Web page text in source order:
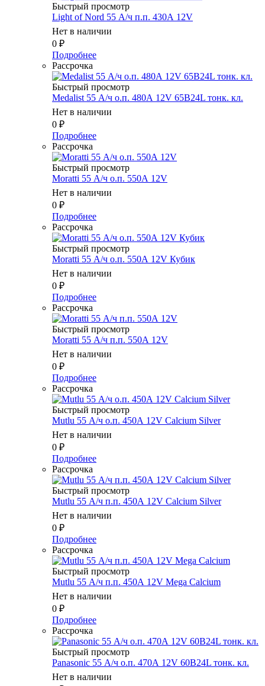
Быстрый просмотр
Light of Nord 55 А/ч п.п. 430А 12V
Нет в наличии
0 ₽
Подробнее
Рассрочка
Быстрый просмотр
Medalist 55 А/ч о.п. 480А 12V 65B24L тонк. кл.
Нет в наличии
0 ₽
Подробнее
Рассрочка
Быстрый просмотр
Moratti 55 А/ч о.п. 550А 12V
Нет в наличии
0 ₽
Подробнее
Рассрочка
Быстрый просмотр
Moratti 55 А/ч о.п. 550А 12V Кубик
Нет в наличии
0 ₽
Подробнее
Рассрочка
Быстрый просмотр
Moratti 55 А/ч п.п. 550А 12V
Нет в наличии
0 ₽
Подробнее
Рассрочка
Быстрый просмотр
Mutlu 55 А/ч о.п. 450А 12V Calcium Silver
Нет в наличии
0 ₽
Подробнее
Рассрочка
Быстрый просмотр
Mutlu 55 А/ч п.п. 450А 12V Calcium Silver
Нет в наличии
0 ₽
Подробнее
Рассрочка
Быстрый просмотр
Mutlu 55 А/ч п.п. 450А 12V Mega Calcium
Нет в наличии
0 ₽
Подробнее
Рассрочка
Быстрый просмотр
Panasonic 55 А/ч о.п. 470А 12V 60B24L тонк. кл.
Нет в наличии